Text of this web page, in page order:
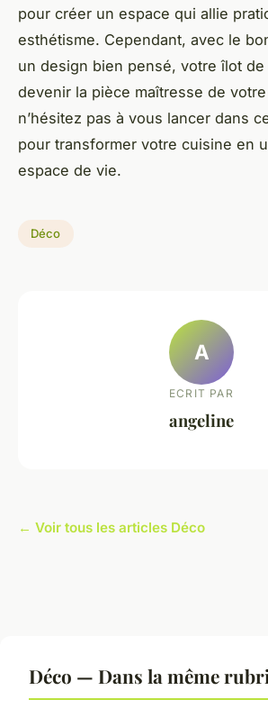
pour créer un espace qui allie
esthétisme. Cependant, avec le
un design bien pensé, votre îlot
devenir la pièce maîtresse de
n’hésitez pas à vous lancer dans
pour transformer votre cuisine en
espace de vie.
Déco
A
ECRIT PAR
angeline
← Voir tous les articles Déco
Déco — Dans la même